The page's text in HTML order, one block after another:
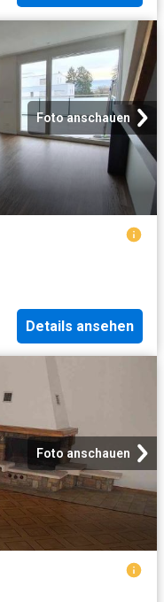
Foto anschauen
Details ansehen
Foto anschauen